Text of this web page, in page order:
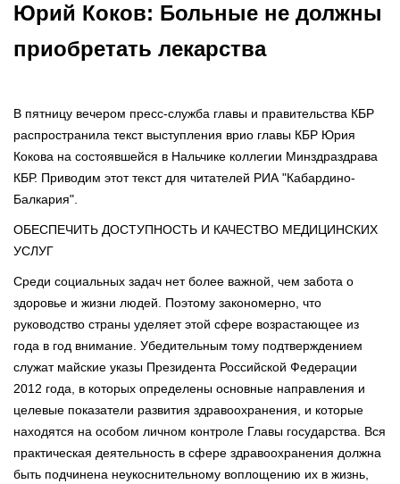
Юрий Коков: Больные не должны
приобретать лекарства
В пятницу вечером пресс-служба главы и правительства КБР
распространила текст выступления врио главы КБР Юрия
Кокова на состоявшейся в Нальчике коллегии Минздраздрава
КБР. Приводим этот текст для читателей РИА "Кабардино-
Балкария".
ОБЕСПЕЧИТЬ ДОСТУПНОСТЬ И КАЧЕСТВО МЕДИЦИНСКИХ
УСЛУГ
Среди социальных задач нет более важной, чем забота о
здоровье и жизни людей. Поэтому закономерно, что
руководство страны уделяет этой сфере возрастающее из
года в год внимание. Убедительным тому подтверждением
служат майские указы Президента Российской Федерации
2012 года, в которых определены основные направления и
целевые показатели развития здравоохранения, и которые
находятся на особом личном контроле Главы государства. Вся
практическая деятельность в сфере здравоохранения должна
быть подчинена неукоснительному воплощению их в жизнь,